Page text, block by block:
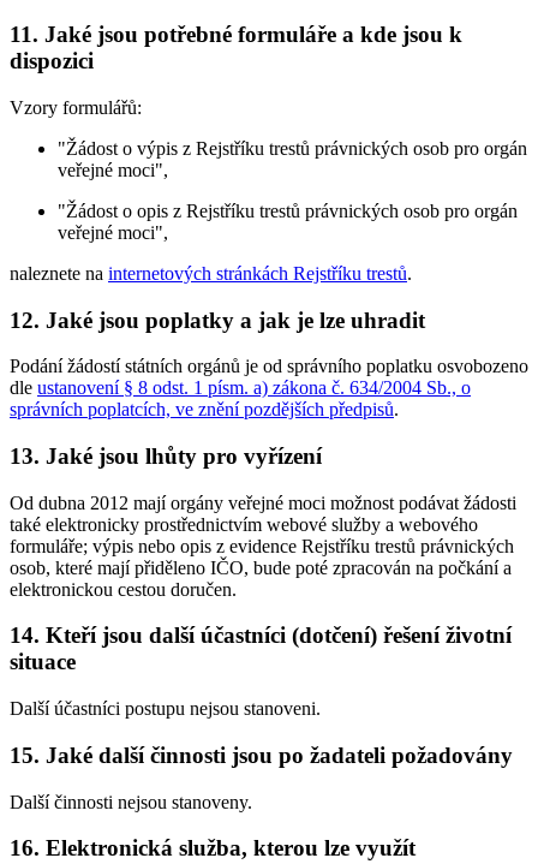
11. Jaké jsou potřebné formuláře a kde jsou k
dispozici
Vzory formulářů:
"Žádost o výpis z Rejstříku trestů právnických osob pro orgán
veřejné moci",
"Žádost o opis z Rejstříku trestů právnických osob pro orgán
veřejné moci",
naleznete na internetových stránkách Rejstříku trestů.
12. Jaké jsou poplatky a jak je lze uhradit
Podání žádostí státních orgánů je od správního poplatku osvobozeno
dle ustanovení § 8 odst. 1 písm. a) zákona č. 634/2004 Sb., o
správních poplatcích, ve znění pozdějších předpisů.
13. Jaké jsou lhůty pro vyřízení
Od dubna 2012 mají orgány veřejné moci možnost podávat žádosti
také elektronicky prostřednictvím webové služby a webového
formuláře; výpis nebo opis z evidence Rejstříku trestů právnických
osob, které mají přiděleno IČO, bude poté zpracován na počkání a
elektronickou cestou doručen.
14. Kteří jsou další účastníci (dotčení) řešení životní
situace
Další účastníci postupu nejsou stanoveni.
15. Jaké další činnosti jsou po žadateli požadovány
Další činnosti nejsou stanoveny.
16. Elektronická služba, kterou lze využít